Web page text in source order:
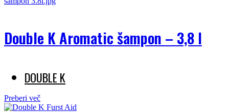
Double K Aromatic šampon – 3,8 l
DOUBLE K
Preberi več